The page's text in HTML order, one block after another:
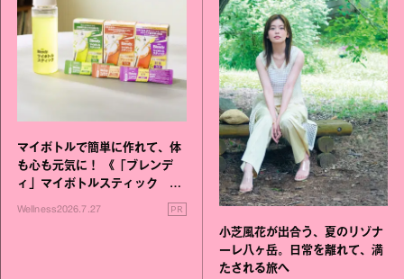
マイボトルで簡単に作れて、体
も心も元気に！ 《「ブレンデ
ィ」マイボトルスティック い
いこと毎日》シリーズが誕生
Wellness2026.7.27 PR
小芝風花が出合う、夏のリゾナ
ーレ八ヶ岳。日常を離れて、満
たされる旅へ